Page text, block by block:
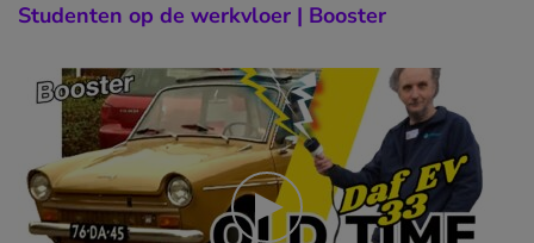
Studenten op de werkvloer | Booster